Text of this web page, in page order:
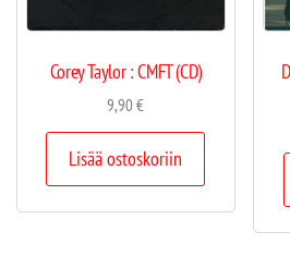
Corey Taylor : CMFT (CD)
9,90€
Lisää ostoskoriin